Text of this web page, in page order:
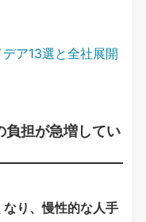
ア13選と全社展開
負担が急増してい
り、慢性的な人手